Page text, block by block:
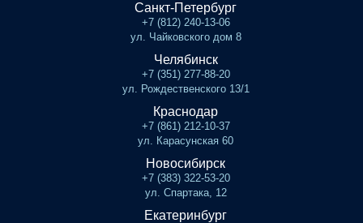
Санкт-Петербург
+7 (812) 240-13-06
ул. Чайковского дом 8
Челябинск
+7 (351) 277-88-20
ул. Рождественского 13/1
Краснодар
+7 (861) 212-10-37
ул. Карасунская 60
Новосибирск
+7 (383) 322-53-20
ул. Спартака, 12
Екатеринбург